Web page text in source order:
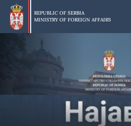
Skip
main
content
REPUBLIC OF SERBIA
MINISTRY OF FOREIGN AFFAIRS